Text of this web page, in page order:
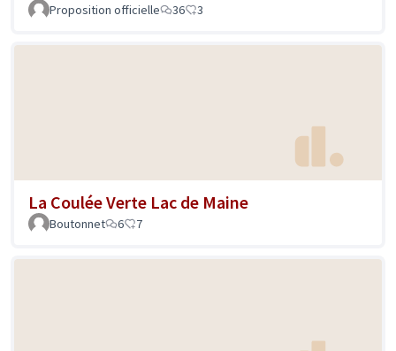
Proposition officielle 36 3
La Coulée Verte Lac de Maine
Boutonnet 6 7